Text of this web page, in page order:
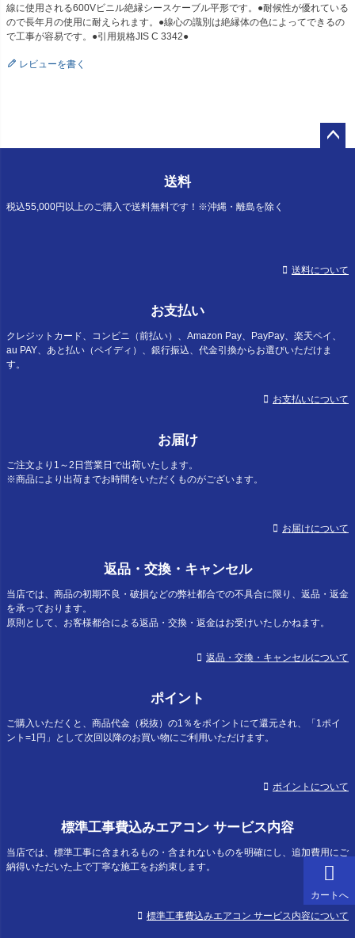
カートへ
線に使用される600Vビニル絶縁シースケーブル平形です。●耐候性が優れている
ので長年月の使用に耐えられます。●線心の識別は絶縁体の色によってできるの
で工事が容易です。●引用規格JIS C 3342●
レビューを書く
送料
税込55,000円以上のご購入で送料無料です！※沖縄・離島を除く
送料について
お支払い
クレジットカード、コンビニ（前払い）、Amazon Pay、PayPay、楽天ペイ、
au PAY、あと払い（ペイディ）、銀行振込、代金引換からお選びいただけま
す。
お支払いについて
お届け
ご注文より1～2日営業日で出荷いたします。
※商品により出荷までお時間をいただくものがございます。
お届けについて
返品・交換・キャンセル
当店では、商品の初期不良・破損などの弊社都合での不具合に限り、返品・返金
を承っております。
原則として、お客様都合による返品・交換・返金はお受けいたしかねます。
返品・交換・キャンセルについて
ポイント
ご購入いただくと、商品代金（税抜）の1％をポイントにて還元され、「1ポイ
ント=1円」として次回以降のお買い物にご利用いただけます。
ポイントについて
標準工事費込みエアコン サービス内容
当店では、標準工事に含まれるもの・含まれないものを明確にし、追加費用にご
納得いただいた上で丁寧な施工をお約束します。
標準工事費込みエアコン サービス内容について